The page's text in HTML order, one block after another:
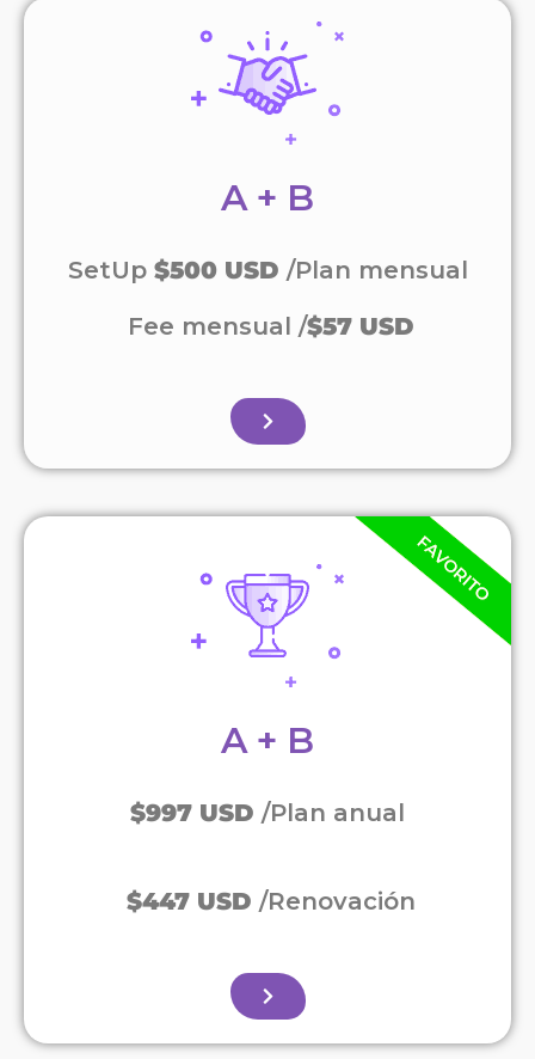
A + B
SetUp $500 USD /Plan mensual
Fee mensual /$57 USD
A + B
$997 USD /Plan anual
$447 USD /Renovación